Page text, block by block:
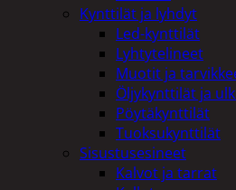
Kynttilät ja lyhdyt
Led-kynttilät
Lyhtytelineet
Muotit ja
Öljykynttilät ja
Pöytäkynttilät
Tuoksukynttilät
Sisustusesineet
Kalvot ja tarrat